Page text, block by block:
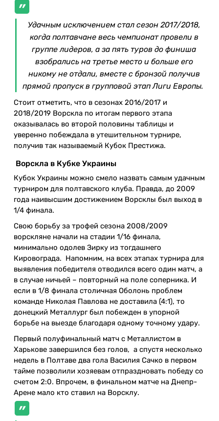
Удачным исключением стал сезон 2017/2018,
когда полтавчане весь чемпионат провели в
группе лидеров, а за пять туров до финиша
взобрались на третье место и больше его
никому не отдали, вместе с бронзой получив
прямой пропуск в групповой этап Лиги Европы.
Стоит отметить, что в сезонах 2016/2017 и
2018/2019 Ворскла по итогам первого этапа
оказывалась во второй половины таблицы и
уверенно побеждала в утешительном турнире,
получив так называемый Кубок Престижа.
Ворскла в Кубке Украины
Кубок Украины можно смело назвать самым удачным
турниром для полтавского клуба. Правда, до 2009
года наивысшим достижением Ворсклы был выход в
1/4 финала.
Свою борьбу за трофей сезона 2008/2009
ворскляне начали на стадии 1/16 финала,
минимально одолев Зирку из тогдашнего
Кировограда. Напомним, на всех этапах турнира для
выявления победителя отводился всего один матч, а
в случае ничьей – повторный на поле соперника. И
если в 1/8 финала столичная Оболонь проблем
команде Николая Павлова не доставила (4:1), то
донецкий Металлург был побежден в упорной
борьбе на выезде благодаря одному точному удару.
Первый полуфинальный матч с Металлистом в
Харькове завершился без голов, а спустя несколько
недель в Полтаве два гола Василия Сачко в первом
тайме позволили хозяевам отпраздновать победу со
счетом 2:0. Впрочем, в финальном матче на Днепр-
Арене мало кто ставил на Ворсклу.